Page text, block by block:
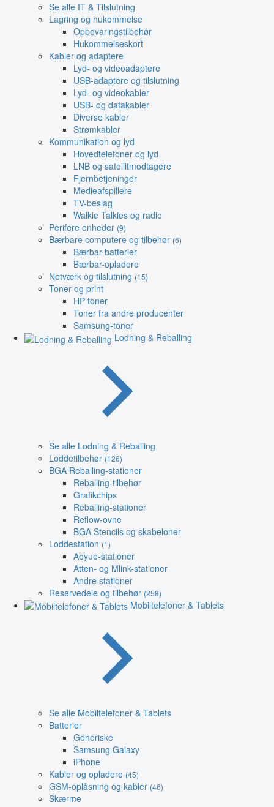
Se alle IT & Tilslutning
Lagring og hukommelse
Opbevaringstilbehør
Hukommelseskort
Kabler og adaptere
Lyd- og videoadaptere
USB-adaptere og tilslutning
Lyd- og videokabler
USB- og datakabler
Diverse kabler
Strømkabler
Kommunikation og lyd
Hovedtelefoner og lyd
LNB og satellitmodtagere
Fjernbetjeninger
Medieafspillere
TV-beslag
Walkie Talkies og radio
Perifere enheder (9)
Bærbare computere og tilbehør (6)
Bærbar-batterier
Bærbar-opladere
Netværk og tilslutning (15)
Toner og print
HP-toner
Toner fra andre producenter
Samsung-toner
Lodning & Reballing
Se alle Lodning & Reballing
Loddetilbehør (126)
BGA Reballing-stationer
Reballing-tilbehør
Grafikchips
Reballing-stationer
Reflow-ovne
BGA Stencils og skabeloner
Loddestation (1)
Aoyue-stationer
Atten- og Mlink-stationer
Andre stationer
Reservedele og tilbehør (258)
Mobiltelefoner & Tablets
Se alle Mobiltelefoner & Tablets
Batterier
Generiske
Samsung Galaxy
iPhone
Kabler og opladere (45)
GSM-oplåsning og kabler (46)
Skærme